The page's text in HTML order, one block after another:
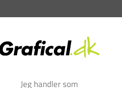
Jeg handler som